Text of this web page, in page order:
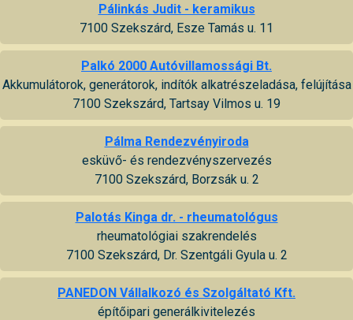
Pálinkás Judit - keramikus
7100 Szekszárd, Esze Tamás u. 11
Palkó 2000 Autóvillamossági Bt.
Akkumulátorok, generátorok, indítók alkatrészeladása, felújítása
7100 Szekszárd, Tartsay Vilmos u. 19
Pálma Rendezvényiroda
esküvő- és rendezvényszervezés
7100 Szekszárd, Borzsák u. 2
Palotás Kinga dr. - rheumatológus
rheumatológiai szakrendelés
7100 Szekszárd, Dr. Szentgáli Gyula u. 2
PANEDON Vállalkozó és Szolgáltató Kft.
építőipari generálkivitelezés